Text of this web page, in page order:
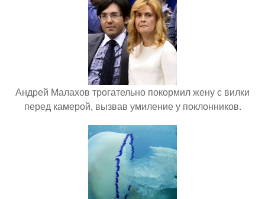
Андрей Малахов трогательно покормил жену с вилки
перед камерой, вызвав умиление у поклонников.